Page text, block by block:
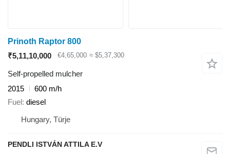
Prinoth Raptor 800
₹5,11,10,000
€4,65,000 ≈ $5,37,300
Self-propelled mulcher
2015
600 m/h
Fuel diesel
Hungary, Türje
PENDLI ISTVÁN ATTILA E.V